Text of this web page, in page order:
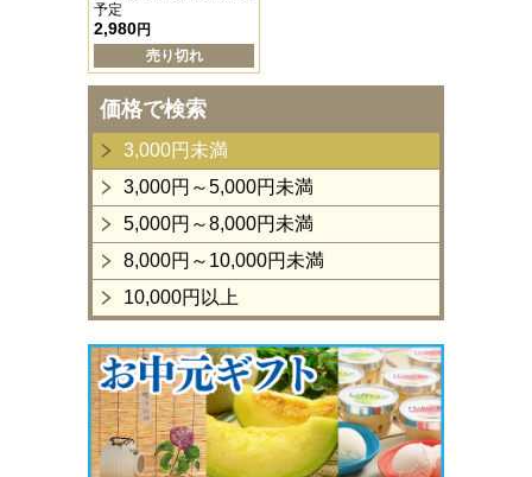
予定
2,980円
売り切れ
価格で検索
3,000円未満
3,000円～5,000円未満
5,000円～8,000円未満
8,000円～10,000円未満
10,000円以上